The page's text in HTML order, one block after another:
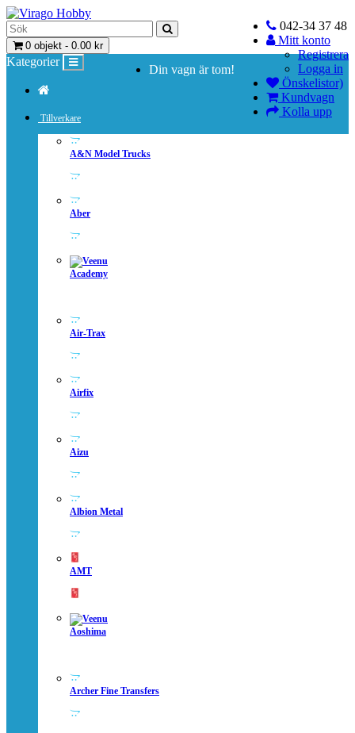
042-34 37 48
Mitt konto
Registrera
Logga in
Önskelistor)
Kundvagn
Kolla upp
0 objekt - 0.00 kr
Din vagn är tom!
Kategorier
Tillverkare
A&N Model Trucks
Aber
Academy
Air-Trax
Airfix
Aizu
Albion Metal
AMT
Aoshima
Archer Fine Transfers